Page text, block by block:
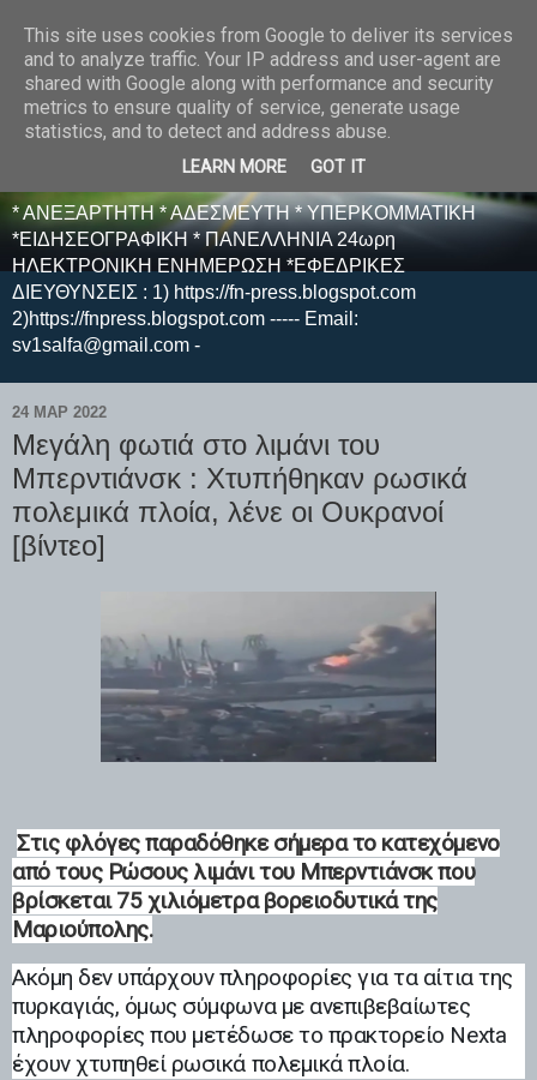
E F E N P R E S S -
ΗΛΕΚΤΡΟΝΙΚΗ
ΕΦΗΜΕΡΙΔΑ
* ΑΝΕΞΑΡΤΗΤΗ * ΑΔΕΣΜΕΥΤΗ * ΥΠΕΡΚΟΜΜΑΤΙΚΗ
*ΕΙΔΗΣΕΟΓΡΑΦΙΚΗ * ΠΑΝΕΛΛΗΝΙΑ 24ωρη
ΗΛΕΚΤΡΟΝΙΚΗ ΕΝΗΜΕΡΩΣΗ *ΕΦΕΔΡΙΚΕΣ
ΔΙΕΥΘΥΝΣΕΙΣ : 1) https://fn-press.blogspot.com
2)https://fnpress.blogspot.com ----- Email:
sv1salfa@gmail.com -
24 ΜΑΡ 2022
Μεγάλη φωτιά στο λιμάνι του
Μπερντιάνσκ : Χτυπήθηκαν ρωσικά
πολεμικά πλοία, λένε οι Ουκρανοί
[βίντεο]
Στις φλόγες παραδόθηκε σήμερα το κατεχόμενο
από τους Ρώσους λιμάνι του Μπερντιάνσκπου
βρίσκεται 75 χιλιόμετρα βορειοδυτικά της
Μαριούπολης.
Ακόμη δεν υπάρχουν πληροφορίες για τα αίτια της
πυρκαγιάς, όμως σύμφωνα με ανεπιβεβαίωτες
πληροφορίες που μετέδωσε το πρακτορείο Nexta
έχουν χτυπηθεί ρωσικά πολεμικά πλοία.
This site uses cookies from Google to deliver its services
and to analyze traffic. Your IP address and user-agent are
shared with Google along with performance and security
metrics to ensure quality of service, generate usage
statistics, and to detect and address abuse.
LEARN MORE GOT IT